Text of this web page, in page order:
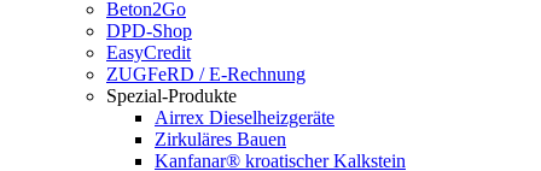
Beton2Go
DPD-Shop
EasyCredit
ZUGFeRD / E-Rechnung
Spezial-Produkte
Airrex Dieselheizgeräte
Zirkuläres Bauen
Kanfanar® kroatischer Kalkstein